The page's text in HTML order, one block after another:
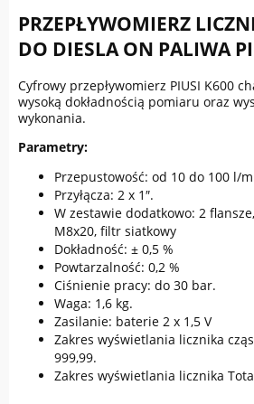
PRZEPŁYWOMIERZ
DO DIESLA ON PALIWA
Cyfrowy przepływomierz PIUSI K600
wysoką dokładnością pomiaru oraz
wykonania.
Parametry:
Przepustowość: od 10 do 100 l/
Przyłącza: 2 x 1″.
W zestawie dodatkowo: 2
M8x20, filtr siatkowy
Dokładność: ± 0,5 %
Powtarzalność: 0,2 %
Ciśnienie pracy: do 30 bar.
Waga: 1,6 kg.
Zasilanie: baterie 2 x 1,5 V
Zakres wyświetlania licznika
999,99.
Zakres wyświetlania licznika